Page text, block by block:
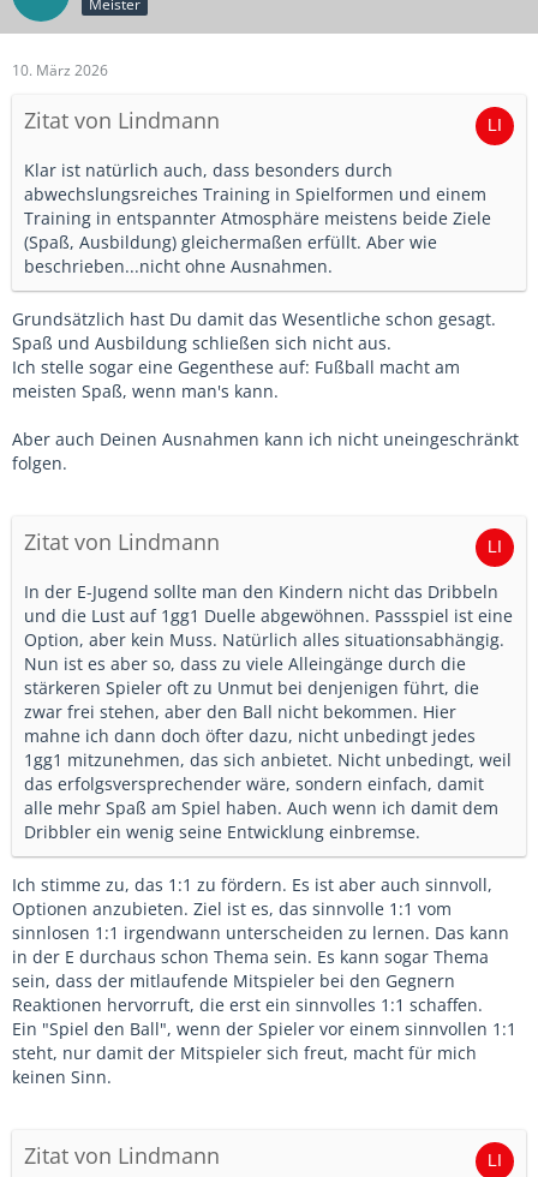
Meister
10. März 2026
Zitat von Lindmann
Klar ist natürlich auch, dass besonders durch
abwechslungsreiches Training in Spielformen und einem
Training in entspannter Atmosphäre meistens beide Ziele
(Spaß, Ausbildung) gleichermaßen erfüllt. Aber wie
beschrieben...nicht ohne Ausnahmen.
Grundsätzlich hast Du damit das Wesentliche schon gesagt.
Spaß und Ausbildung schließen sich nicht aus.
Ich stelle sogar eine Gegenthese auf: Fußball macht am
meisten Spaß, wenn man's kann.
Aber auch Deinen Ausnahmen kann ich nicht uneingeschränkt
folgen.
Zitat von Lindmann
In der E-Jugend sollte man den Kindern nicht das Dribbeln
und die Lust auf 1gg1 Duelle abgewöhnen. Passspiel ist eine
Option, aber kein Muss. Natürlich alles situationsabhängig.
Nun ist es aber so, dass zu viele Alleingänge durch die
stärkeren Spieler oft zu Unmut bei denjenigen führt, die
zwar frei stehen, aber den Ball nicht bekommen. Hier
mahne ich dann doch öfter dazu, nicht unbedingt jedes
1gg1 mitzunehmen, das sich anbietet. Nicht unbedingt, weil
das erfolgsversprechender wäre, sondern einfach, damit
alle mehr Spaß am Spiel haben. Auch wenn ich damit dem
Dribbler ein wenig seine Entwicklung einbremse.
Ich stimme zu, das 1:1 zu fördern. Es ist aber auch sinnvoll,
Optionen anzubieten. Ziel ist es, das sinnvolle 1:1 vom
sinnlosen 1:1 irgendwann unterscheiden zu lernen. Das kann
in der E durchaus schon Thema sein. Es kann sogar Thema
sein, dass der mitlaufende Mitspieler bei den Gegnern
Reaktionen hervorruft, die erst ein sinnvolles 1:1 schaffen.
Ein "Spiel den Ball", wenn der Spieler vor einem sinnvollen 1:1
steht, nur damit der Mitspieler sich freut, macht für mich
keinen Sinn.
Zitat von Lindmann